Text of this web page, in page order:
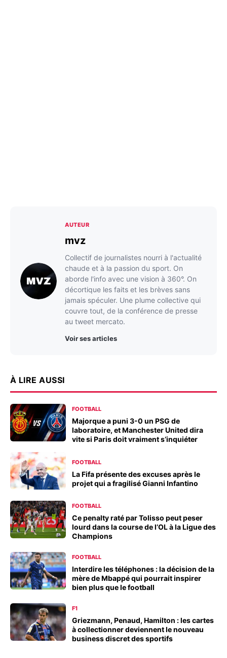
AUTEUR
mvz
Collectif de journalistes nourri à l'actualité
chaude et à la passion du sport. On
aborde l'info avec une vision à 360°. On
décortique les faits et les brèves sans
jamais spéculer. Une plume collective qui
couvre tout, de la conférence de presse
au tweet mercato.
Voir ses articles
À LIRE AUSSI
FOOTBALL
Majorque a puni 3-0 un PSG de
laboratoire, et Manchester United dira
vite si Paris doit vraiment s’inquiéter
FOOTBALL
La Fifa présente des excuses après le
projet qui a fragilisé Gianni Infantino
FOOTBALL
Ce penalty raté par Tolisso peut peser
lourd dans la course de l’OL à la Ligue des
Champions
FOOTBALL
Interdire les téléphones : la décision de la
mère de Mbappé qui pourrait inspirer
bien plus que le football
F1
Griezmann, Penaud, Hamilton : les cartes
à collectionner deviennent le nouveau
business discret des sportifs